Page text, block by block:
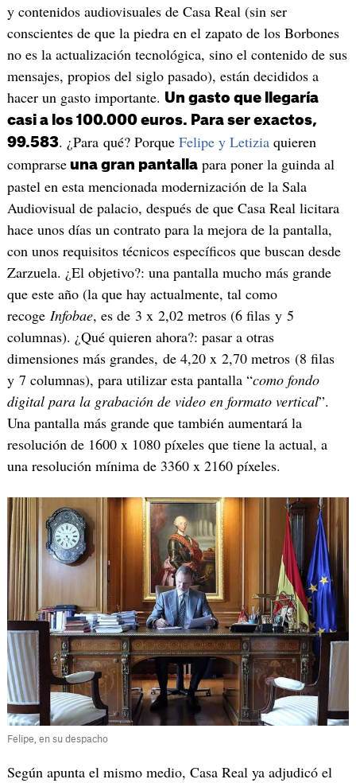
y contenidos audiovisuales de Casa Real (sin ser
conscientes de que la piedra en el zapato de los Borbones
no es la actualización tecnológica, sino el contenido de sus
mensajes, propios del siglo pasado), están decididos a
hacer un gasto importante. Un gasto que llegaría
casi a los 100.000 euros. Para ser exactos,
99.583. ¿Para qué? Porque Felipe y Letizia quieren
comprarseuna gran pantallapara poner la guinda al
pastel en esta mencionada modernización de la Sala
Audiovisual de palacio, después de que Casa Real licitara
hace unos días un contrato para la mejora de la pantalla,
con unos requisitos técnicos específicos que buscan desde
Zarzuela. ¿El objetivo?: una pantalla mucho más grande
que este año (la que hay actualmente, tal como
recoge Infobae, es de 3 x 2,02 metros (6 filas y 5
columnas). ¿Qué quieren ahora?: pasar a otras
dimensiones más grandes, de 4,20 x 2,70 metros (8 filas
y 7 columnas), para utilizar esta pantalla “como fondo
digital para la grabación de video en formato vertical”.
Una pantalla más grande que también aumentará la
resolución de 1600 x 1080 píxeles que tiene la actual, a
una resolución mínima de 3360 x 2160 píxeles.
Felipe, en su despacho
Según apunta el mismo medio, Casa Real ya adjudicó el